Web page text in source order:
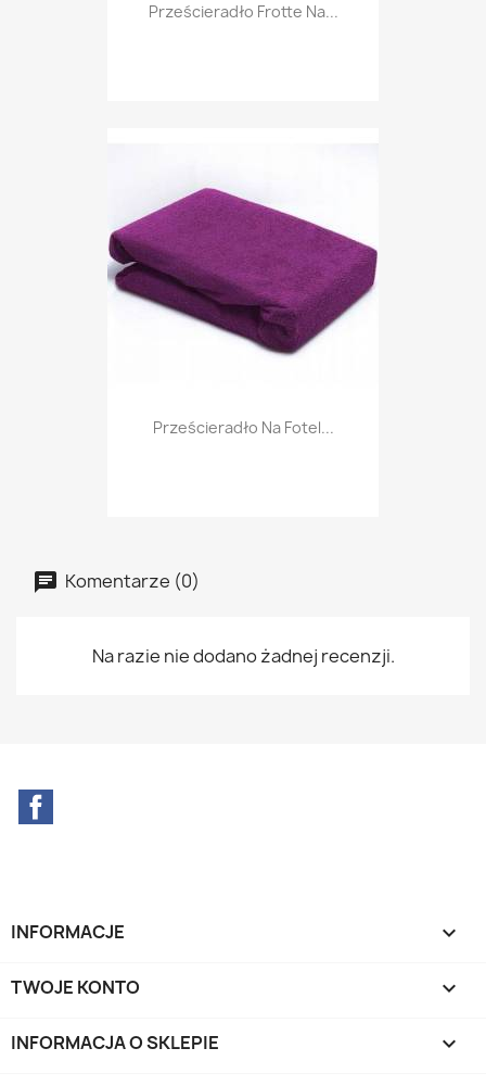
Prześcieradło Frotte Na...
Prześcieradło Na Fotel...
Komentarze (0)
Na razie nie dodano żadnej recenzji.
INFORMACJE 
TWOJE KONTO 
INFORMACJA O SKLEPIE keyboard_arrow_down